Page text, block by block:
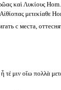
καὶ Λυκίους
μετεκίαθε
с места,
τέ μιν οἴω πολλὰ